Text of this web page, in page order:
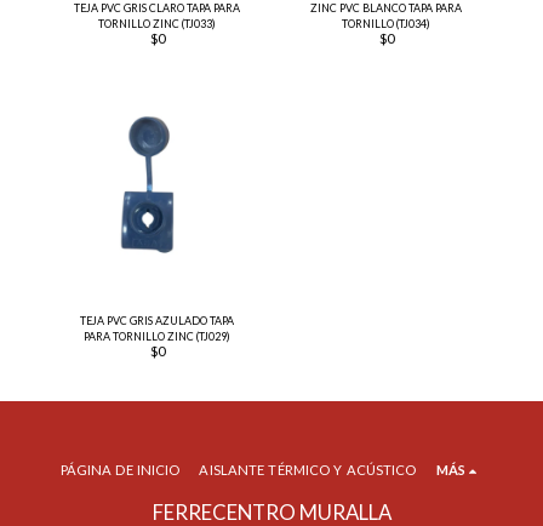
TEJA PVC GRIS CLARO TAPA PARA
TORNILLO ZINC (TJ033)
$0
ZINC PVC BLANCO TAPA PARA
TORNILLO (TJ034)
$0
TEJA PVC GRIS AZULADO TAPA
PARA TORNILLO ZINC (TJ029)
$0
FERRECENTRO MURALLA
PÁGINA DE INICIO AISLANTE TÉRMICO Y ACÚSTICO MÁS